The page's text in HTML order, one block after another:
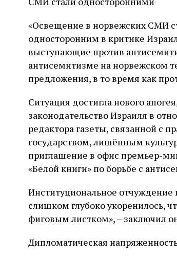
«Освещение в норвежских СМИ
односторонним в критике
выступающие против
антисемитизме на норвежском
предложения, в то время как
Ситуация достигла нового
законодательство Израиля в
редактора газеты, связанной с
государством, лишённым
приглашение в офис премьер-
«Белой книги» по борьбе с
Институциональное
слишком глубоко укоренилось,
фиговым листком», – заключил
Дипломатическая